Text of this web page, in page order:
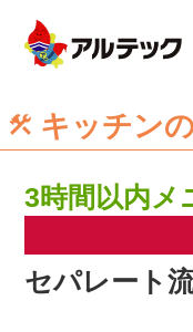
キッチン
3時間以内メ
セパレート